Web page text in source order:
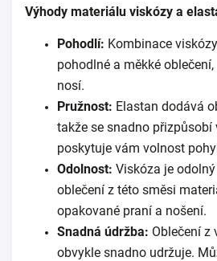
Výhody materiálu viskózy a
Pohodlí: Kombinace
pohodlné a měkké
nosí.
Pružnost: Elastan dodává
takže se snadno
poskytuje vám volnost
Odolnost: Viskóza je
oblečení z této směsi
opakované praní a nošení.
Snadná údržba: Oblečení z
obvykle snadno udržuje.